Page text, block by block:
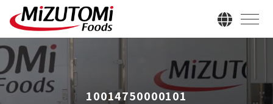
10014750000101